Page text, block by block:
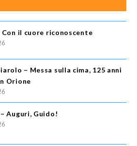
Con il cuore riconoscente
– Messa sulla cima, 125 anni
Orione
Auguri, Guido!